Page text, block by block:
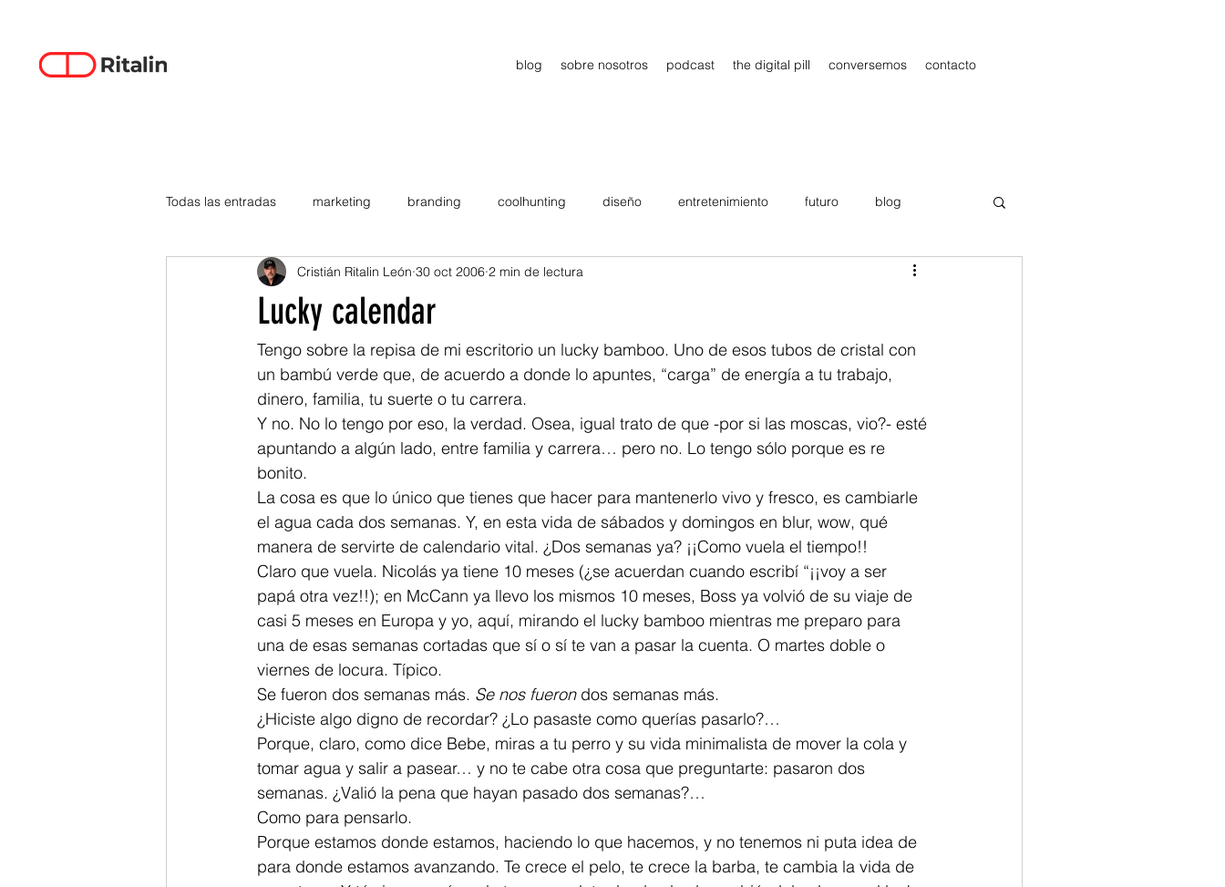
blog sobre nosotros podcast the digital pill conversemos contacto
Todas las entradas marketing branding coolhunting diseño entretenimiento futuro blog
data-driven creativity emprendimiento estrategia Publicidad
smartphones tecnología Viajes tendencias Wow B2B Showcase
Lucky calendar
Cristián Ritalin León 30 oct 2006 2 min de lectura
Tengo sobre la repisa de mi escritorio un lucky bamboo. Uno de esos tubos de cristal con
un bambú verde que, de acuerdo a donde lo apuntes, “carga” de energía a tu trabajo,
dinero, familia, tu suerte o tu carrera.
Y no. No lo tengo por eso, la verdad. Osea, igual trato de que -por si las moscas, vio?- esté
apuntando a algún lado, entre familia y carrera… pero no. Lo tengo sólo porque es re
bonito.
La cosa es que lo único que tienes que hacer para mantenerlo vivo y fresco, es cambiarle
el agua cada dos semanas. Y, en esta vida de sábados y domingos en blur, wow, qué
manera de servirte de calendario vital. ¿Dos semanas ya? ¡¡Como vuela el tiempo!!
Claro que vuela. Nicolás ya tiene 10 meses (¿se acuerdan cuando escribí “¡¡voy a ser
papá otra vez!!); en McCann ya llevo los mismos 10 meses, Boss ya volvió de su viaje de
casi 5 meses en Europa y yo, aquí, mirando el lucky bamboo mientras me preparo para
una de esas semanas cortadas que sí o sí te van a pasar la cuenta. O martes doble o
viernes de locura. Típico.
Se fueron dos semanas más. Se nos fueron dos semanas más.
¿Hiciste algo digno de recordar? ¿Lo pasaste como querías pasarlo?…
Porque, claro, como dice Bebe, miras a tu perro y su vida minimalista de mover la cola y
tomar agua y salir a pasear… y no te cabe otra cosa que preguntarte: pasaron dos
semanas. ¿Valió la pena que hayan pasado dos semanas?…
Como para pensarlo.
Porque estamos donde estamos, haciendo lo que hacemos, y no tenemos ni puta idea de
para donde estamos avanzando. Te crece el pelo, te crece la barba, te cambia la vida de